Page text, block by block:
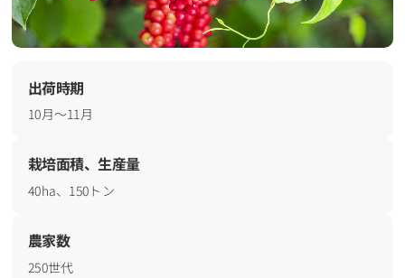
出荷時期
10月～11月
栽培面積、生産量
40ha、150トン
農家数
250世代